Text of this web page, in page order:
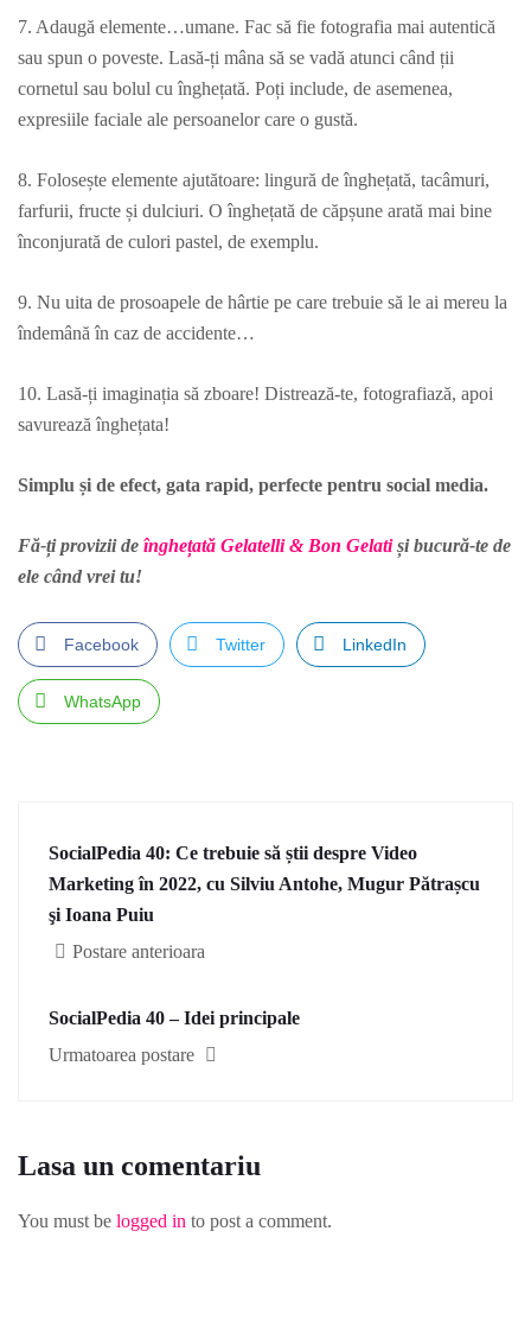
7. Adaugă elemente…umane. Fac să fie fotografia mai autentică
sau spun o poveste. Lasă-ți mâna să se vadă atunci când ții
cornetul sau bolul cu înghețată. Poți include, de asemenea,
expresiile faciale ale persoanelor care o gustă.
8. Folosește elemente ajutătoare: lingură de înghețată, tacâmuri,
farfurii, fructe și dulciuri. O înghețată de căpșune arată mai bine
înconjurată de culori pastel, de exemplu.
9. Nu uita de prosoapele de hârtie pe care trebuie să le ai mereu la
îndemână în caz de accidente…
10. Lasă-ți imaginația să zboare! Distrează-te, fotografiază, apoi
savurează înghețata!
Simplu și de efect, gata rapid, perfecte pentru social media.
Fă-ți provizii de înghețată Gelatelli & Bon Gelatiși bucură-te de
ele când vrei tu!
Facebook Twitter LinkedIn
WhatsApp
SocialPedia 40: Ce trebuie să știi despre Video
Marketing în 2022, cu Silviu Antohe, Mugur Pătrașcu
şi Ioana Puiu
Postare anterioara
SocialPedia 40 – Idei principale
Urmatoarea postare
Lasa un comentariu
You must be logged in to post a comment.